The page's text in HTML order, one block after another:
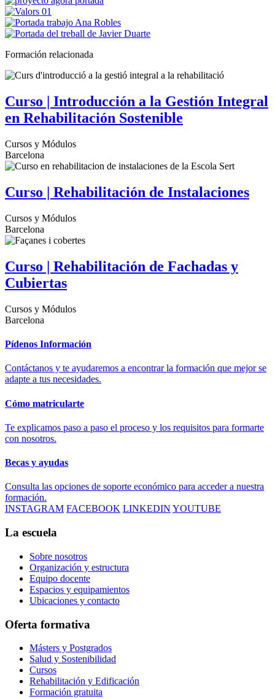
Formación relacionada
Curso | Introducción a la Gestión Integral
en Rehabilitación Sostenible
Cursos y Módulos
Barcelona
Curso | Rehabilitación de Instalaciones
Cursos y Módulos
Barcelona
Curso | Rehabilitación de Fachadas y
Cubiertas
Cursos y Módulos
Barcelona
Pídenos Información
Contáctanos y te ayudaremos a encontrar la formación que mejor se
adapte a tus necesidades.
Cómo matricularte
Te explicamos paso a paso el proceso y los requisitos para formarte
con nosotros.
Becas y ayudas
Consulta las opciones de soporte económico para acceder a nuestra
formación.
INSTAGRAM FACEBOOK LINKEDIN YOUTUBE
La escuela
Sobre nosotros
Organización y estructura
Equipo docente
Espacios y equipamientos
Ubicaciones y contacto
Oferta formativa
Másters y Postgrados
Salud y Sostenibilidad
Cursos
Rehabilitación y Edificación
Formación gratuita